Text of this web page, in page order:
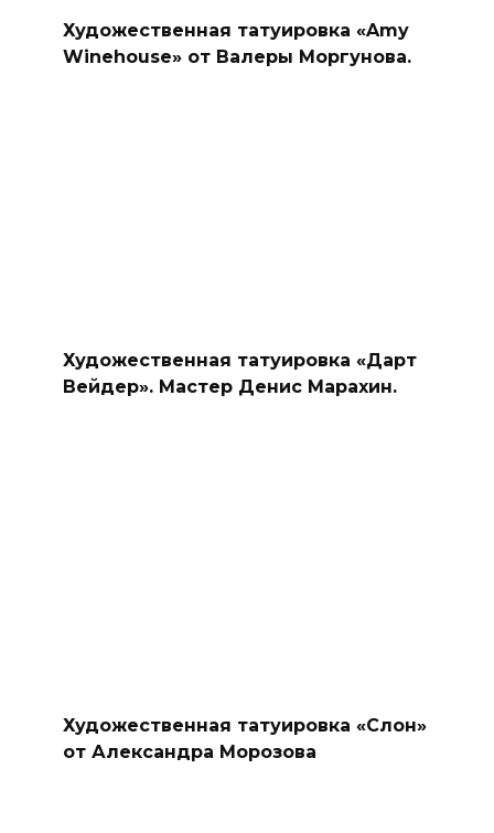
Художественная татуировка «Amy
Winehouse» от Валеры Моргунова.
Художественная татуировка «Дарт
Вейдер». Мастер Денис Марахин.
Художественная татуировка «Слон»
от Александра Морозова